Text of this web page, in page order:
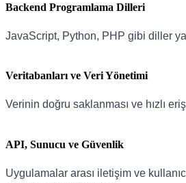
Backend Programlama Dilleri
JavaScript, Python, PHP gibi diller
Veritabanları ve Veri Yönetimi
Verinin doğru saklanması ve hızlı
API, Sunucu ve Güvenlik
Uygulamalar arası iletişim ve